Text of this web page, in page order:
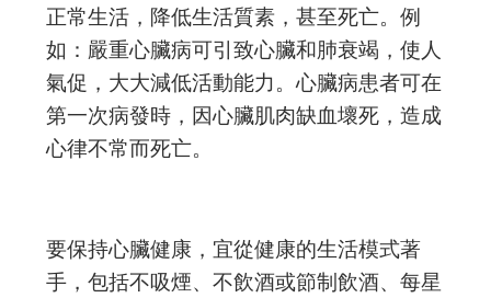
正常生活，降低生活質素，甚至死亡。例
如：嚴重心臟病可引致心臟和肺衰竭，使人
氣促，大大減低活動能力。心臟病患者可在
第一次病發時，因心臟肌肉缺血壞死，造成
心律不常而死亡。
要保持心臟健康，宜從健康的生活模式著
手，包括不吸煙、不飲酒或節制飲酒、每星